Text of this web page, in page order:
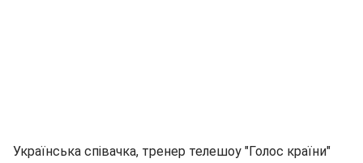
Українська співачка, тренер телешоу "Голос країни"